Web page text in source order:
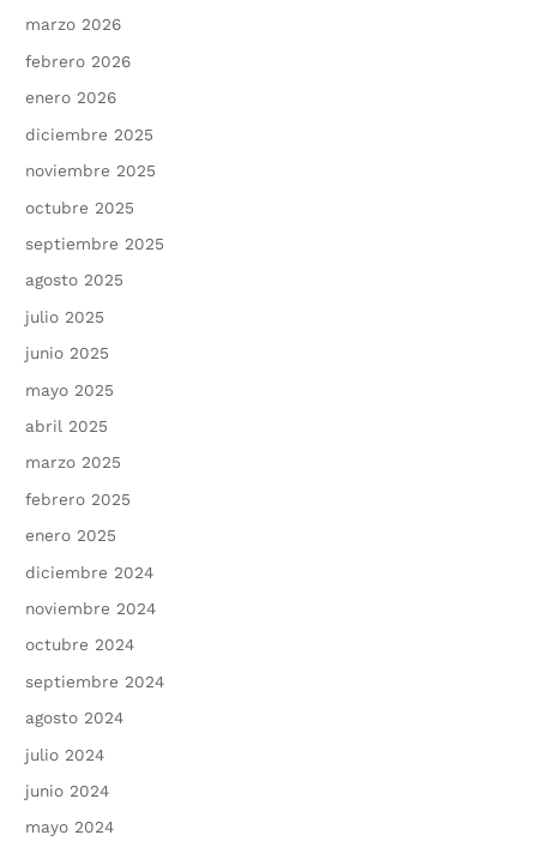
marzo 2026
febrero 2026
enero 2026
diciembre 2025
noviembre 2025
octubre 2025
septiembre 2025
agosto 2025
julio 2025
junio 2025
mayo 2025
abril 2025
marzo 2025
febrero 2025
enero 2025
diciembre 2024
noviembre 2024
octubre 2024
septiembre 2024
agosto 2024
julio 2024
junio 2024
mayo 2024